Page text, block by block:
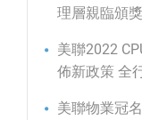
理層親臨頒
美聯2022
佈新政策 全
美聯物業冠